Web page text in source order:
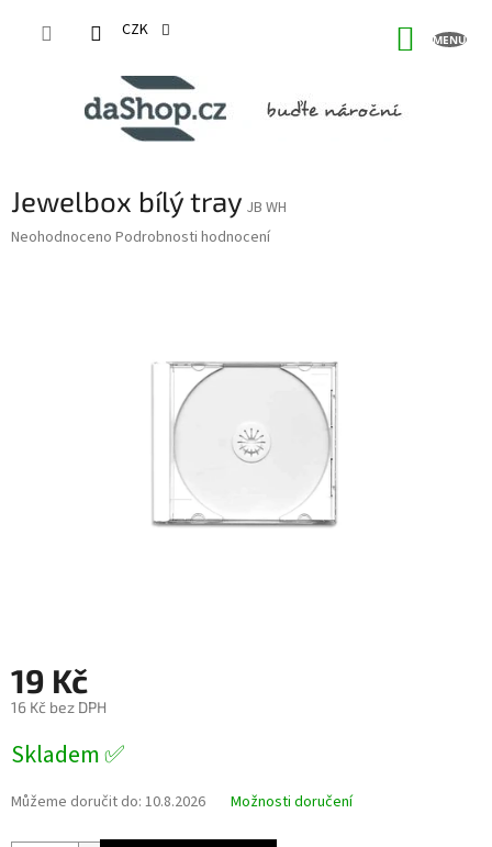
CZK
Jewelbox bílý tray JB WH
Průměrné
Neohodnoceno Podrobnosti hodnocení
19 Kč
16 Kč bez DPH
cena:
Skladem ✅
Můžeme doručit do: 10.8.2026 Možnosti doručení